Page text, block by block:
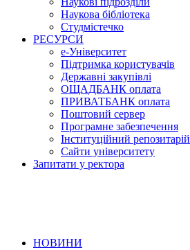
Наукова бібліотека
Студмістечко
РЕСУРСИ
е-Університет
Підтримка користувачів
Державні закупівлі
ОЩАДБАНК оплата
ПРИВАТБАНК оплата
Поштовий сервер
Програмне забезпечення
Інституційний репозитарій
Сайти університету
Запитати у ректора
НОВИНИ